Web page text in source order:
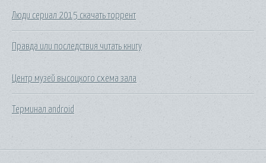
Люди сериал 2015 скачать торрент
Правда или последствия читать книгу
Центр музей высоцкого схема зала
Терминал android